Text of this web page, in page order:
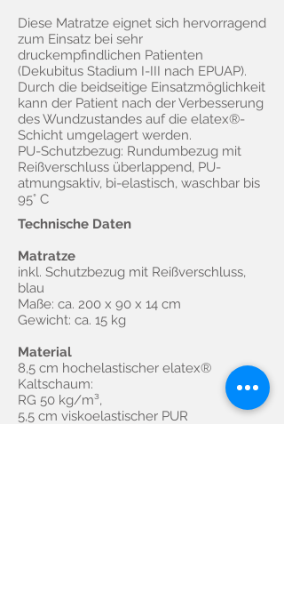
Technische Daten
Matratze
inkl. Schutzbezug mit Reißverschluss,
blau
Maße: ca. 200 x 90 x 14 cm
Gewicht: ca. 15 kg
Material
8,5 cm hochelastischer elatex®
Kaltschaum:
RG 50 kg/m³,
5,5 cm viskoelastischer PUR
Diese Matratze eignet sich hervorragend
zum Einsatz bei sehr
druckempfindlichen Patienten
(Dekubitus Stadium I-III nach EPUAP).
Durch die beidseitige Einsatzmöglichkeit
kann der Patient nach der Verbesserung
des Wundzustandes auf die elatex®-
Schicht umgelagert werden.
PU-Schutzbezug: Rundumbezug mit
Reißverschluss überlappend, PU-
atmungsaktiv, bi-elastisch, waschbar bis
95° C